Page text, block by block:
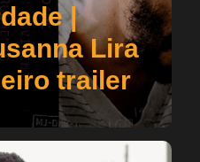
|
Lira
trailer